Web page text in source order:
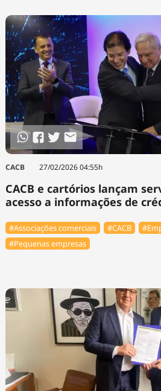
⁠CACB 27/02/2026 04:55h
CACB e cartórios lançam
acesso a informações de
#Associações comerciais #⁠CACB
#Pequenas empresas